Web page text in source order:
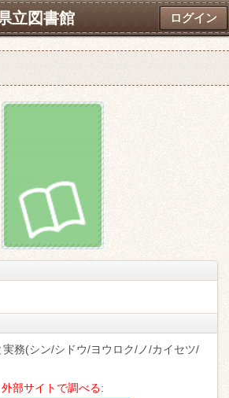
立図書館 ログイン
務(シン/シドウ/ヨウロク/ノ/カイセツ/
外部サイトで調べる: